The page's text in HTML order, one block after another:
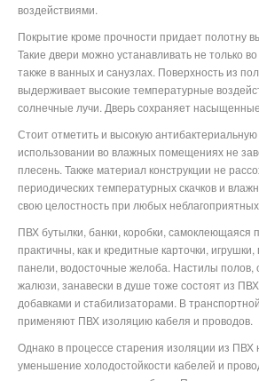
воздействиями.
Покрытие кроме прочности придает полотну
Такие двери можно устанавливать не только
также в ванных и санузлах. Поверхность из
выдерживает высокие температурные
солнечные лучи. Дверь сохраняет
Стоит отметить и высокую антибактериальную
использовании во влажных помещениях не
плесень. Также материал конструкции не
периодических температурных скачков и
свою целостность при любых
ПВХ бутылки, банки, коробки, самоклеющаяся
практичны, как и кредитные карточки,
панели, водосточные желоба. Настилы
жалюзи, занавески в душе тоже состоят из
добавками и стабилизаторами. В
применяют ПВХ изоляцию кабеля и проводов.
Однако в процессе старения изоляции из ПВХ
уменьшение холодостойкости кабелей и